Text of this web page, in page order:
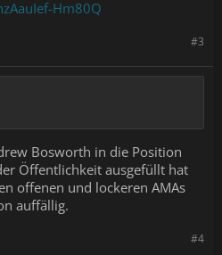
Hm80Q
#3
Bosworth in die Position
Öffentlichkeit ausgefüllt hat
offenen und lockeren AMAs
auffällig.
#4